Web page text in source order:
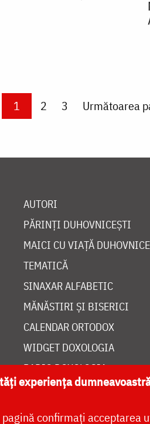
Current page
1 Page
2 Page
3 Next page
Următoarea
AUTORI
PĂRINȚI DUHOVNICEȘTI
MAICI CU VIAȚĂ
TEMATICĂ
SINAXAR ALFABETIC
MĂNĂSTIRI ȘI BISERICI
CALENDAR ORTODOX
WIDGET DOXOLOGIA
RADIO DOXOLOGIA
experiența
confirmați acceptarea